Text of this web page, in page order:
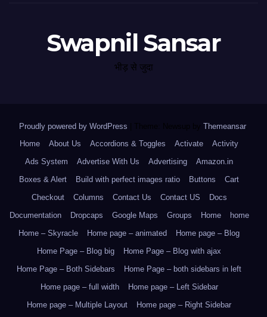
Swapnil Sansar
भीड़ से जुदा
Proudly powered by WordPress Theme: Newsup by Themeansar.
Home
About Us Accordions & Toggles Activate
Activity
Ads System
Advertise With Us Advertising
Amazon.in
Boxes & Alert
Build with perfect images ratio Buttons
Cart
Checkout
Columns Contact Us Contact US
Docs
Documentation
Dropcaps Google Maps Groups Home
home
Home – Skyracle
Home page – animated
Home page – Blog
Home Page – Blog big
Home Page – Blog with ajax
Home Page – Both Sidebars
Home Page – both sidebars in left
Home page – full width
Home page – Left Sidebar
Home page – Multiple Layout
Home page – Right Sidebar